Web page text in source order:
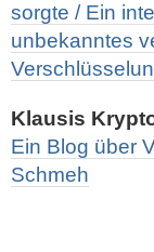
sorgte / Ein
unbekanntes
Klausis
Ein Blog über
Schmeh